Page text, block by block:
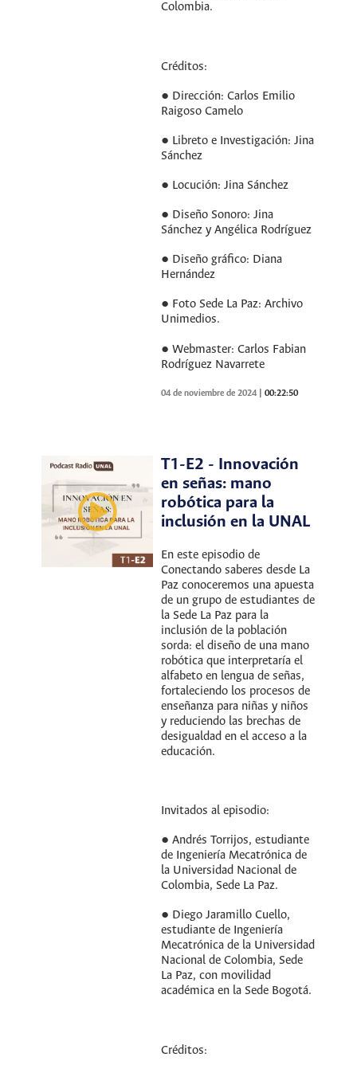
Colombia.
Créditos:
● Dirección: Carlos Emilio
Raigoso Camelo
● Libreto e Investigación: Jina
Sánchez
● Locución: Jina Sánchez
● Diseño Sonoro: Jina
Sánchez y Angélica Rodríguez
● Diseño gráfico: Diana
Hernández
● Foto Sede La Paz: Archivo
Unimedios.
● Webmaster: Carlos Fabian
Rodríguez Navarrete
04 de noviembre de 2024 |00:22:50
T1-E2 - Innovación
en señas: mano
robótica para la
inclusión en la UNAL
En este episodio de
Conectando saberes desde La
Paz conoceremos una apuesta
de un grupo de estudiantes de
la Sede La Paz para la
inclusión de la población
sorda: el diseño de una mano
robótica que interpretaría el
alfabeto en lengua de señas,
fortaleciendo los procesos de
enseñanza para niñas y niños
y reduciendo las brechas de
desigualdad en el acceso a la
educación.
Invitados al episodio:
● Andrés Torrijos, estudiante
de Ingeniería Mecatrónica de
la Universidad Nacional de
Colombia, Sede La Paz.
● Diego Jaramillo Cuello,
estudiante de Ingeniería
Mecatrónica de la Universidad
Nacional de Colombia, Sede
La Paz, con movilidad
académica en la Sede Bogotá.
Créditos: